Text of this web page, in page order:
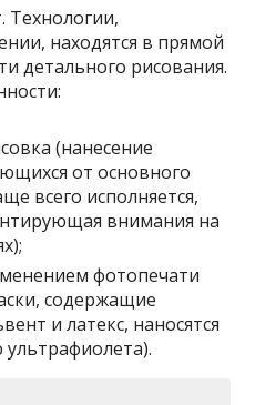
Технологии,
находятся в прямой
детального рисования.
(нанесение
от основного
всего исполняется,
внимания на
фотопечати
содержащие
и латекс, наносятся